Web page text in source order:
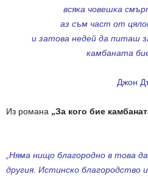
всяка човешка
аз съм част от
и затова недей да питаш
камбаната
Джон
Из романа „За кого бие
„Няма нищо благородно в това
другия. Истинско благородство